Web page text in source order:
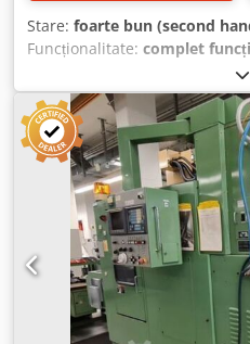
Stare: foarte bun (second
Funcționalitate: complet
840D-SL Locuri pentru scule:
Turaţie ax principal: 10.000
paletului: 630×500 mm
Am Hoha Axa X: 800 mm Axa
Sarcină maximă masă: 1000 kg